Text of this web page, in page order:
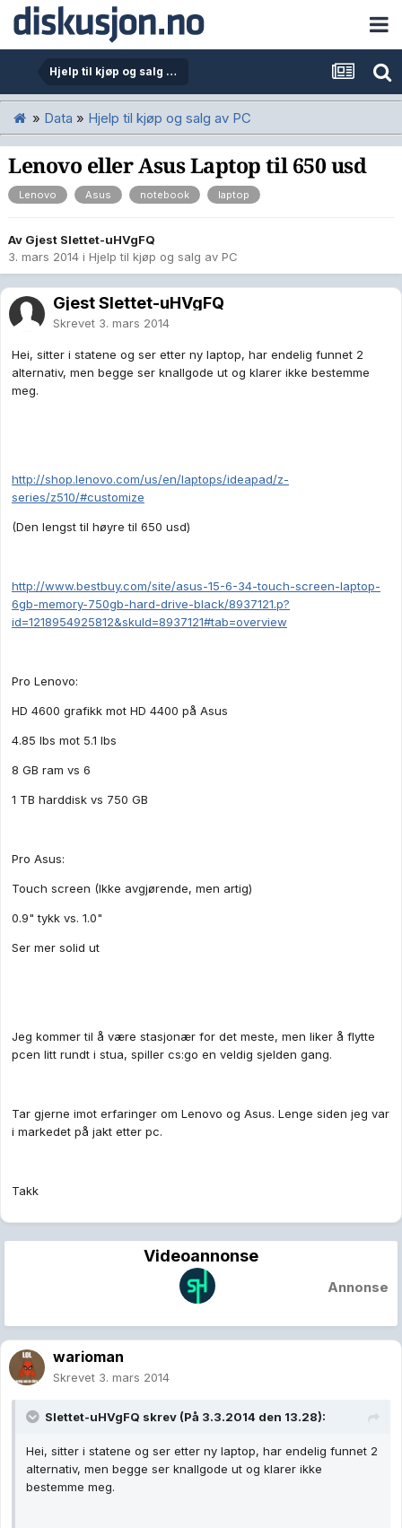
Hjelp til kjøp og salg av PC
» Data » Hjelp til kjøp og salg av PC
Lenovo eller Asus Laptop til 650 usd
Lenovo Asus notebook laptop
Av Gjest Slettet-uHVgFQ
3. mars 2014 i Hjelp til kjøp og salg av PC
Gjest Slettet-uHVgFQ
Skrevet 3. mars 2014
Hei, sitter i statene og ser etter ny laptop, har endelig funnet 2
alternativ, men begge ser knallgode ut og klarer ikke bestemme
meg.
http://shop.lenovo.com/us/en/laptops/ideapad/z-
series/z510/#customize
(Den lengst til høyre til 650 usd)
http://www.bestbuy.com/site/asus-15-6-34-touch-screen-laptop-
6gb-memory-750gb-hard-drive-black/8937121.p?
id=1218954925812&skuId=8937121#tab=overview
Pro Lenovo:
HD 4600 grafikk mot HD 4400 på Asus
4.85 lbs mot 5.1 lbs
8 GB ram vs 6
1 TB harddisk vs 750 GB
Pro Asus:
Touch screen (Ikke avgjørende, men artig)
0.9" tykk vs. 1.0"
Ser mer solid ut
Jeg kommer til å være stasjonær for det meste, men liker å flytte
pcen litt rundt i stua, spiller cs:go en veldig sjelden gang.
Tar gjerne imot erfaringer om Lenovo og Asus. Lenge siden jeg var
i markedet på jakt etter pc.
Takk
Videoannonse
Annonse
warioman
Skrevet 3. mars 2014
Slettet-uHVgFQ skrev (På 3.3.2014 den 13.28):
Hei, sitter i statene og ser etter ny laptop, har endelig funnet 2
alternativ, men begge ser knallgode ut og klarer ikke
bestemme meg.